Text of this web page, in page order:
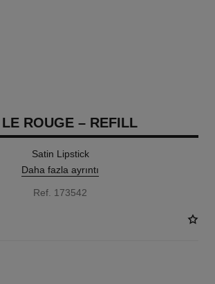
ROUGE – REFILL
Satin Lipstick
Daha fazla ayrıntı
Ref. 173542